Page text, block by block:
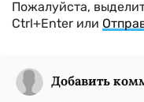
Пожалуйста,
Ctrl+Enter или
Добавить